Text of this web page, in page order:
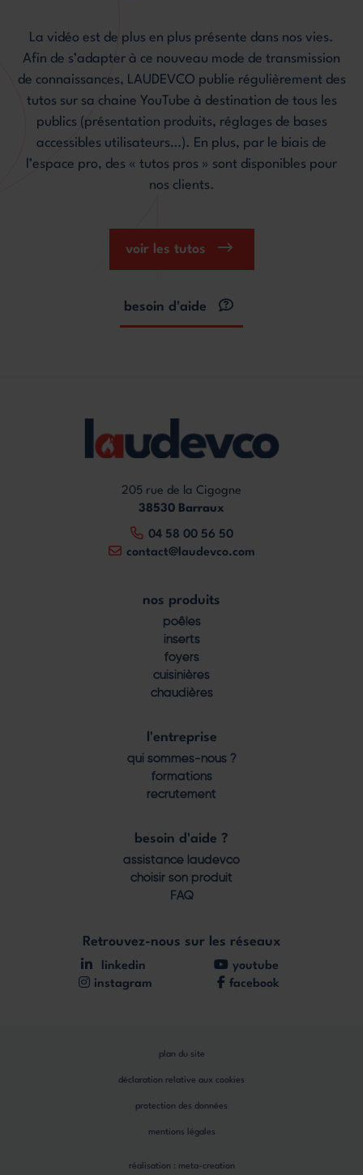
La vidéo est de plus en plus présente dans nos vies.
Afin de s’adapter à ce nouveau mode de transmission
de connaissances, LAUDEVCO publie régulièrement des
tutos sur sa chaine YouTube à destination de tous les
publics (présentation produits, réglages de bases
accessibles utilisateurs…). En plus, par le biais de
l’espace pro, des « tutos pros » sont disponibles pour
nos clients.
voir les tutos
besoin d'aide
205 rue de la Cigogne
38530 Barraux
04 58 00 56 50
contact@laudevco.com
nos produits
poêles
inserts
foyers
cuisinières
chaudières
l'entreprise
qui sommes-nous ?
formations
recrutement
besoin d'aide ?
assistance laudevco
choisir son produit
FAQ
Retrouvez-nous sur les réseaux
linkedin
youtube
instagram
facebook
réalisation : meta-creation
mentions légales
protection des données
déclaration relative aux cookies
plan du site